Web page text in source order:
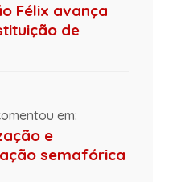
Félix avança
de
em:
e
semafórica